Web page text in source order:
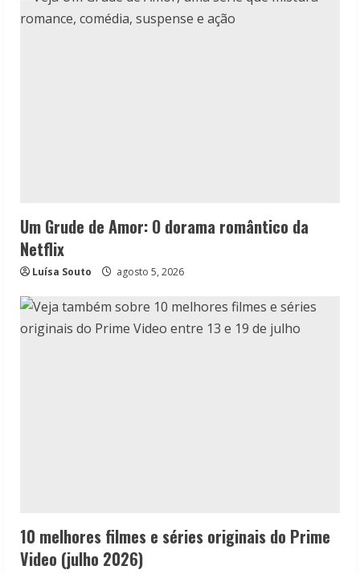
Um Grude de Amor: O dorama romântico da
Netflix
Luísa Souto agosto 5, 2026
10 melhores filmes e séries originais do Prime
Video (julho 2026)